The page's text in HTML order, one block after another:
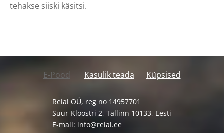
tehakse siiski käsitsi.
E-Pood Kasulik teada Küpsised
Reial OÜ, reg no 14957701
Suur-Kloostri 2, Tallinn 10133, Eesti
E-mail: info@reial.ee